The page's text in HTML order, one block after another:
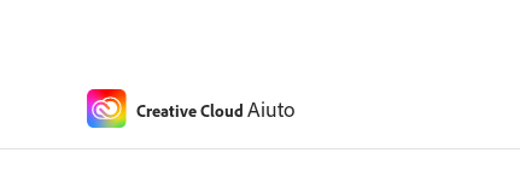
Creative Cloud Aiuto
aggiornamenti nell'app